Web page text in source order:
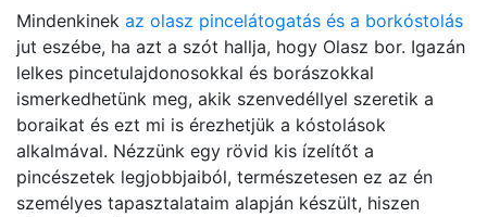
Mindenkinek az olasz pincelátogatás és a borkóstolás
jut eszébe, ha azt a szót hallja, hogy Olasz bor. Igazán
lelkes pincetulajdonosokkal és borászokkal
ismerkedhetünk meg, akik szenvedéllyel szeretik a
boraikat és ezt mi is érezhetjük a kóstolások
alkalmával. Nézzünk egy rövid kis ízelítőt a
pincészetek legjobbjaiból, természetesen ez az én
személyes tapasztalataim alapján készült, hiszen